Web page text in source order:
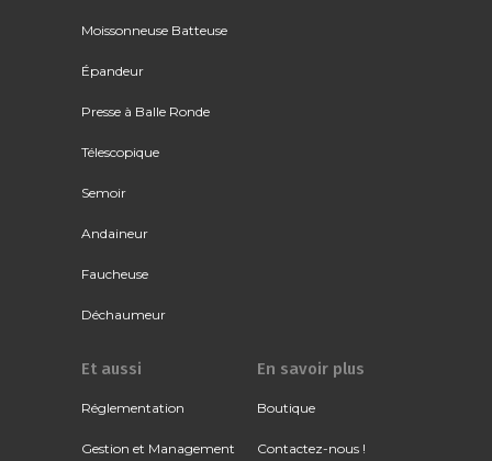
Moissonneuse Batteuse
Épandeur
Presse à Balle Ronde
Télescopique
Semoir
Andaineur
Faucheuse
Déchaumeur
Et aussi
Réglementation
Gestion et Management
En savoir plus
Boutique
Contactez-nous !